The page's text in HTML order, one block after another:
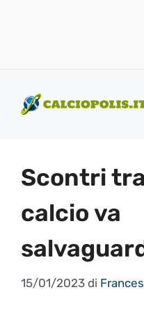
contenuto
Scontri
calcio va
15/01/2023 di